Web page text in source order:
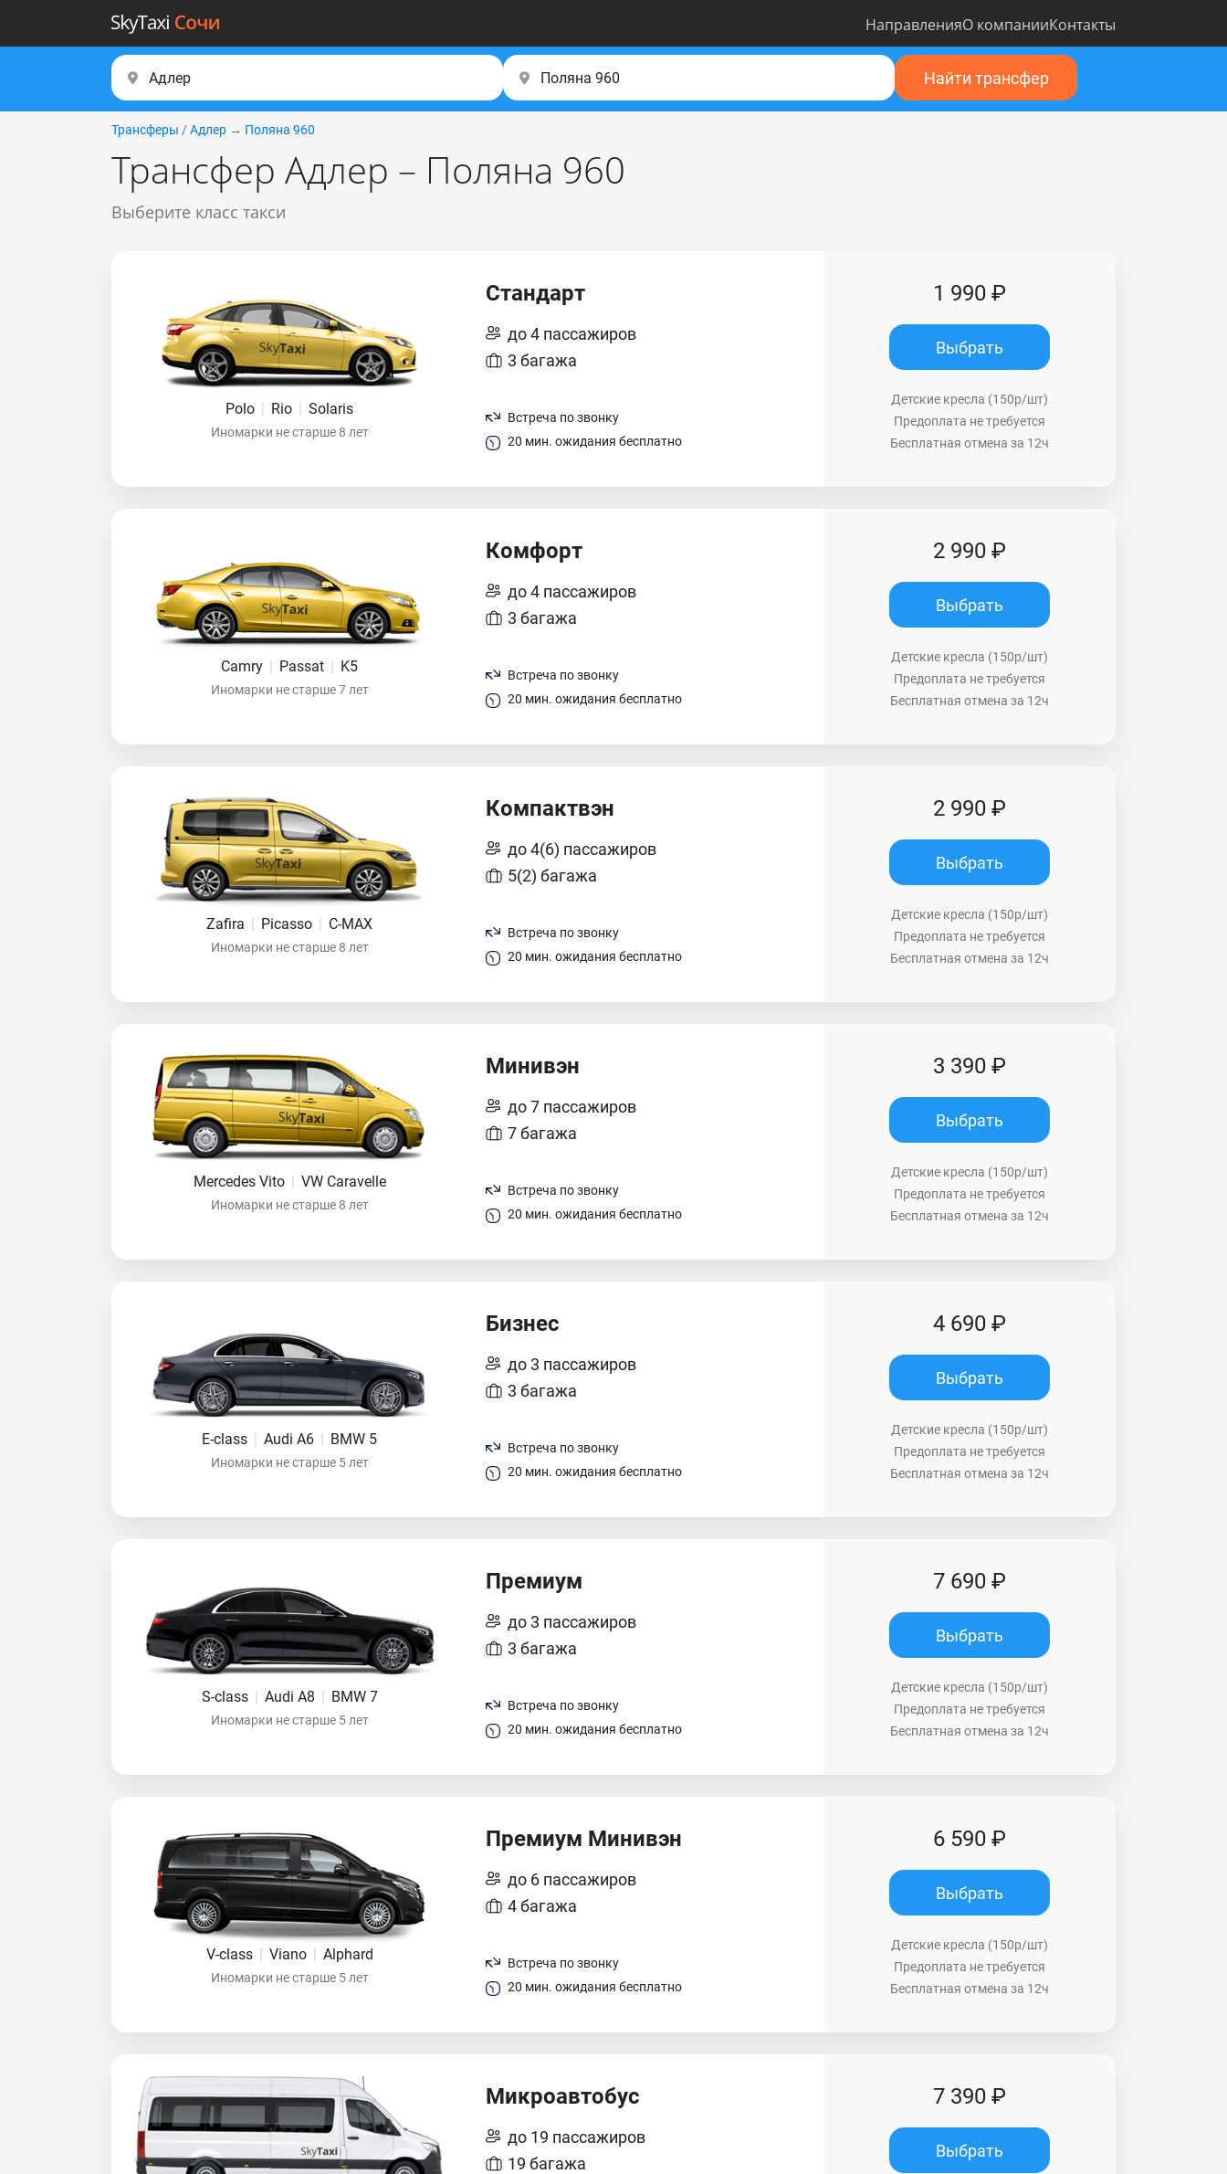
НаправленияО компанииКонтакты
Найти трансфер
Трансферы / Адлер → Поляна 960
Трансфер Адлер – Поляна 960
Выберите класс такси
Polo | Rio | Solaris
Иномарки не старше 8 лет
Стандарт
до 4 пассажиров
3 багажа
Встреча по звонку
20 мин. ожидания бесплатно
1 990 ₽
Выбрать
Детские кресла (150р/шт)
Предоплата не требуется
Бесплатная отмена за 12ч
Camry | Passat | K5
Иномарки не старше 7 лет
Комфорт
до 4 пассажиров
3 багажа
Встреча по звонку
20 мин. ожидания бесплатно
2 990 ₽
Выбрать
Детские кресла (150р/шт)
Предоплата не требуется
Бесплатная отмена за 12ч
Zafira | Picasso | C-MAX
Иномарки не старше 8 лет
Компактвэн
до 4(6) пассажиров
5(2) багажа
Встреча по звонку
20 мин. ожидания бесплатно
2 990 ₽
Выбрать
Детские кресла (150р/шт)
Предоплата не требуется
Бесплатная отмена за 12ч
Mercedes Vito | VW Caravelle
Иномарки не старше 8 лет
Минивэн
до 7 пассажиров
7 багажа
Встреча по звонку
20 мин. ожидания бесплатно
3 390 ₽
Выбрать
Детские кресла (150р/шт)
Предоплата не требуется
Бесплатная отмена за 12ч
E-class | Audi A6 | BMW 5
Иномарки не старше 5 лет
Бизнес
до 3 пассажиров
3 багажа
Встреча по звонку
20 мин. ожидания бесплатно
4 690 ₽
Выбрать
Детские кресла (150р/шт)
Предоплата не требуется
Бесплатная отмена за 12ч
S-class | Audi A8 | BMW 7
Иномарки не старше 5 лет
Премиум
до 3 пассажиров
3 багажа
Встреча по звонку
20 мин. ожидания бесплатно
7 690 ₽
Выбрать
Детские кресла (150р/шт)
Предоплата не требуется
Бесплатная отмена за 12ч
V-class | Viano | Alphard
Иномарки не старше 5 лет
Премиум Минивэн
до 6 пассажиров
4 багажа
Встреча по звонку
20 мин. ожидания бесплатно
6 590 ₽
Выбрать
Детские кресла (150р/шт)
Предоплата не требуется
Бесплатная отмена за 12ч
Микроавтобус
до 19 пассажиров
19 багажа
7 390 ₽
Выбрать